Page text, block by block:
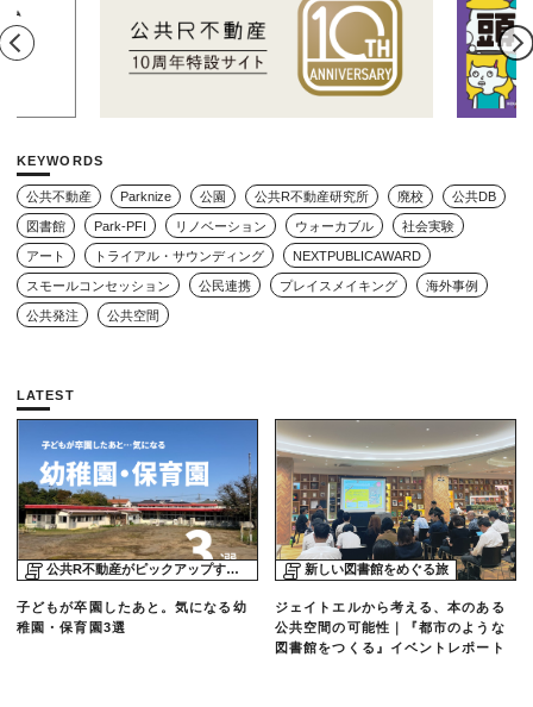
KEYWORDS
公共不動産 Parknize 公園 公共R不動産研究所 廃校 公共DB
図書館 Park-PFI リノベーション ウォーカブル 社会実験
アート トライアル・サウンディング NEXTPUBLICAWARD
スモールコンセッション 公民連携 プレイスメイキング 海外事例
公共発注 公共空間
LATEST
公共R不動産がピックアップする物件
子どもが卒園したあと。気になる幼
稚園・保育園3選
新しい図書館をめぐる旅
ジェイトエルから考える、本のある
公共空間の可能性｜『都市のような
図書館をつくる』イベントレポート